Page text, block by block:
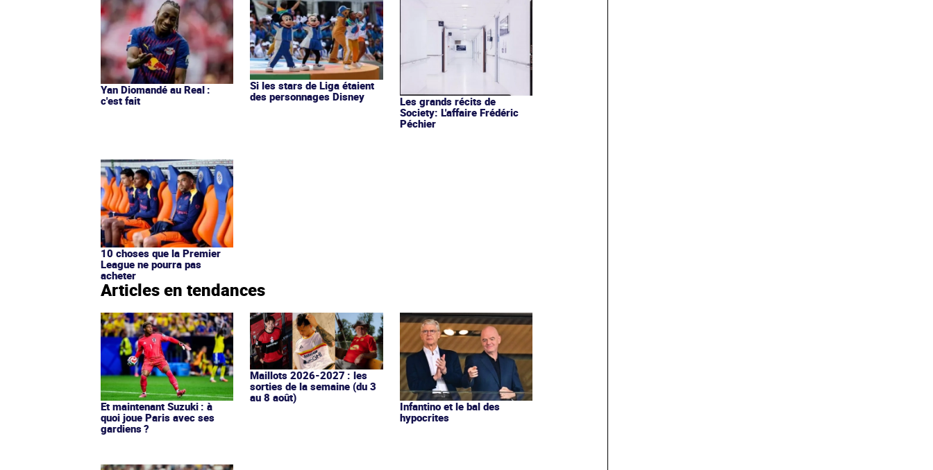
Yan Diomandé au Real :
c'est fait
Si les stars de Liga étaient
des personnages Disney
Les grands récits de
Society: L'affaire Frédéric
Péchier
10 choses que la Premier
League ne pourra pas
acheter
Articles en tendances
Et maintenant Suzuki : à
quoi joue Paris avec ses
gardiens ?
Maillots 2026-2027 : les
sorties de la semaine (du 3
au 8 août)
Infantino et le bal des
hypocrites